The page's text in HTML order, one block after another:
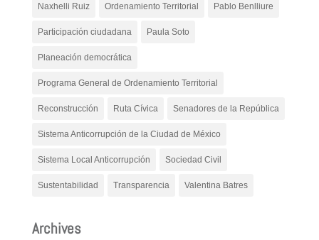
Naxhelli Ruiz Ordenamiento Territorial Pablo Benlliure
Participación ciudadana Paula Soto
Planeación democrática
Programa General de Ordenamiento Territorial
Reconstrucción Ruta Cívica Senadores de la República
Sistema Anticorrupción de la Ciudad de México
Sistema Local Anticorrupción Sociedad Civil
Sustentabilidad Transparencia Valentina Batres
Archives